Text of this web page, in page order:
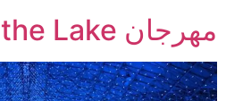
مهرجان Light Up the Lake